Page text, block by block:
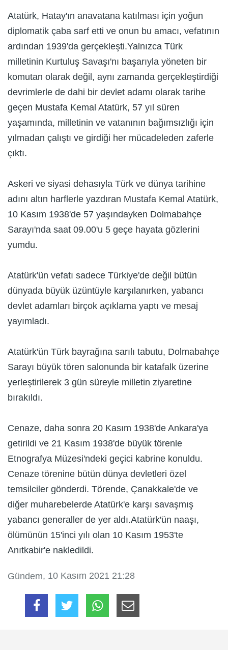
Atatürk, Hatay'ın anavatana katılması için yoğun
diplomatik çaba sarf etti ve onun bu amacı, vefatının
ardından 1939'da gerçekleşti.Yalnızca Türk
milletinin Kurtuluş Savaşı'nı başarıyla yöneten bir
komutan olarak değil, aynı zamanda gerçekleştirdiği
devrimlerle de dahi bir devlet adamı olarak tarihe
geçen Mustafa Kemal Atatürk, 57 yıl süren
yaşamında, milletinin ve vatanının bağımsızlığı için
yılmadan çalıştı ve girdiği her mücadeleden zaferle
çıktı.
Askeri ve siyasi dehasıyla Türk ve dünya tarihine
adını altın harflerle yazdıran Mustafa Kemal Atatürk,
10 Kasım 1938'de 57 yaşındayken Dolmabahçe
Sarayı'nda saat 09.00'u 5 geçe hayata gözlerini
yumdu.
Atatürk'ün vefatı sadece Türkiye'de değil bütün
dünyada büyük üzüntüyle karşılanırken, yabancı
devlet adamları birçok açıklama yaptı ve mesaj
yayımladı.
Atatürk'ün Türk bayrağına sarılı tabutu, Dolmabahçe
Sarayı büyük tören salonunda bir katafalk üzerine
yerleştirilerek 3 gün süreyle milletin ziyaretine
bırakıldı.
Cenaze, daha sonra 20 Kasım 1938'de Ankara'ya
getirildi ve 21 Kasım 1938'de büyük törenle
Etnografya Müzesi'ndeki geçici kabrine konuldu.
Cenaze törenine bütün dünya devletleri özel
temsilciler gönderdi. Törende, Çanakkale'de ve
diğer muharebelerde Atatürk'e karşı savaşmış
yabancı generaller de yer aldı.Atatürk'ün naaşı,
ölümünün 15'inci yılı olan 10 Kasım 1953'te
Anıtkabir'e nakledildi.
Gündem, 10 Kasım 2021 21:28